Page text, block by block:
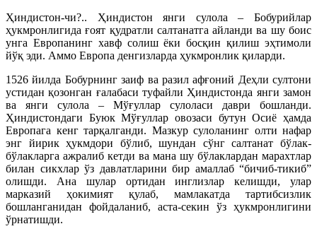
Ҳиндистон-чи?.. Ҳиндистон янги сулола – Бобурийлар
ҳукмронлигида ғоят қудратли салтанатга айланди ва шу боис
унга Европанинг хавф солиш ёки босқин қилиш эҳтимоли
йўқ эди. Аммо Европа денгизларда ҳукмронлик қиларди.
1526 йилда Бобурнинг заиф ва разил афғоний Деҳли султони
устидан қозонган ғалабаси туфайли Ҳиндистонда янги замон
ва янги сулола – Мўғуллар сулоласи даври бошланди.
Ҳиндистондаги Буюк Мўғуллар овозаси бутун Осиё ҳамда
Европага кенг тарқалганди. Мазкур сулоланинг олти нафар
энг йирик ҳукмдори бўлиб, шундан сўнг салтанат бўлак-
бўлакларга ажралиб кетди ва мана шу бўлаклардан марахтлар
билан сикхлар ўз давлатларини бир амаллаб “бичиб-тикиб”
олишди. Ана шулар ортидан инглизлар келишди, улар
марказий ҳокимият қулаб, мамлакатда тартибсизлик
бошланганидан фойдаланиб, аста-секин ўз ҳукмронлигини
ўрнатишди.